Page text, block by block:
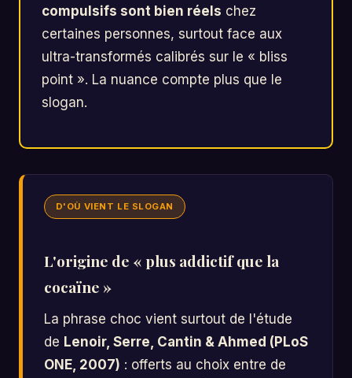
compulsifs sont bien réels chez
certaines personnes, surtout face aux
ultra-transformés calibrés sur le « bliss
point ». La nuance compte plus que le
slogan.
D'OÙ VIENT LE SLOGAN
L'origine de « plus addictif que la
cocaïne »
La phrase choc vient surtout de l'étude
de Lenoir, Serre, Cantin & Ahmed (PLoS
ONE, 2007) : offerts au choix entre de